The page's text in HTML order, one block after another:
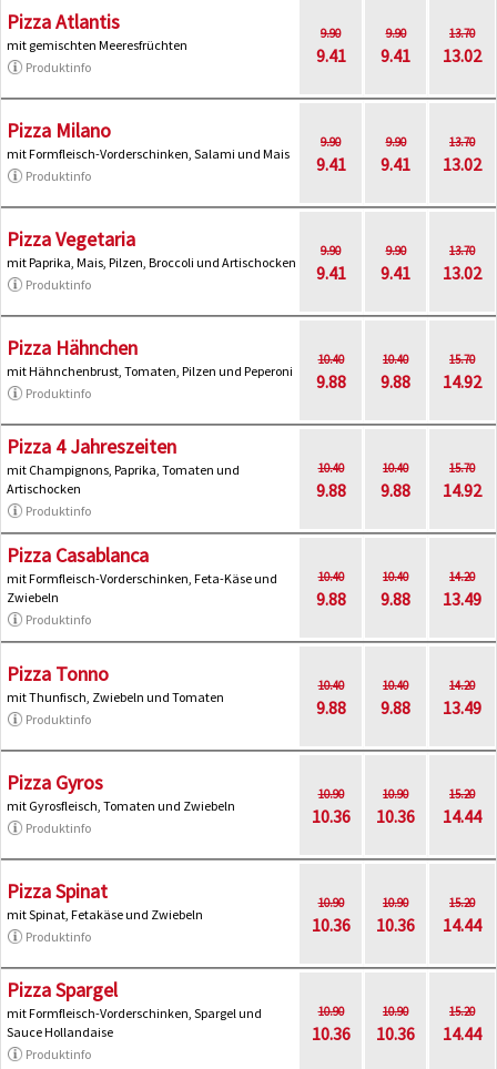
Pizza Atlantis
mit gemischten Meeresfrüchten
Produktinfo
9.90
9.41
9.90
9.41
13.70
13.02
Pizza Milano
mit Formfleisch-Vorderschinken, Salami und Mais
Produktinfo
9.90
9.41
9.90
9.41
13.70
13.02
Pizza Vegetaria
mit Paprika, Mais, Pilzen, Broccoli und Artischocken
Produktinfo
9.90
9.41
9.90
9.41
13.70
13.02
Pizza Hähnchen
mit Hähnchenbrust, Tomaten, Pilzen und Peperoni
Produktinfo
10.40
9.88
10.40
9.88
15.70
14.92
Pizza 4 Jahreszeiten
mit Champignons, Paprika, Tomaten und
Artischocken
Produktinfo
10.40
9.88
10.40
9.88
15.70
14.92
Pizza Casablanca
mit Formfleisch-Vorderschinken, Feta-Käse und
Zwiebeln
Produktinfo
10.40
9.88
10.40
9.88
14.20
13.49
Pizza Tonno
mit Thunfisch, Zwiebeln und Tomaten
Produktinfo
10.40
9.88
10.40
9.88
14.20
13.49
Pizza Gyros
mit Gyrosfleisch, Tomaten und Zwiebeln
Produktinfo
10.90
10.36
10.90
10.36
15.20
14.44
Pizza Spinat
mit Spinat, Fetakäse und Zwiebeln
Produktinfo
10.90
10.36
10.90
10.36
15.20
14.44
Pizza Spargel
mit Formfleisch-Vorderschinken, Spargel und
Sauce Hollandaise
Produktinfo
10.90
10.36
10.90
10.36
15.20
14.44